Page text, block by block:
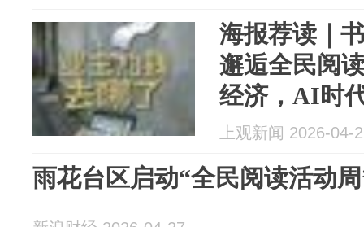
海报荐读｜
邂逅全民阅
经济，AI时
新定义
上观新闻 2026-04-
雨花台区启动“全民阅读活动